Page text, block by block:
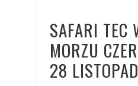
SAFARI TEC
MORZU
28